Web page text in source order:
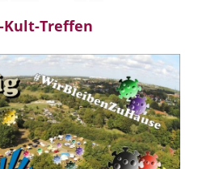
Kult-Treffen